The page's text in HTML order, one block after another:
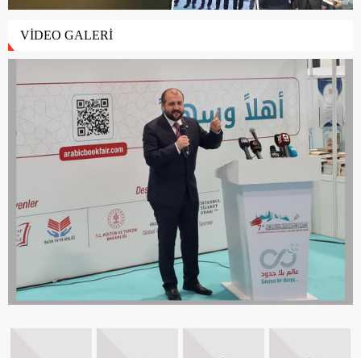
VİDEO GALERİ